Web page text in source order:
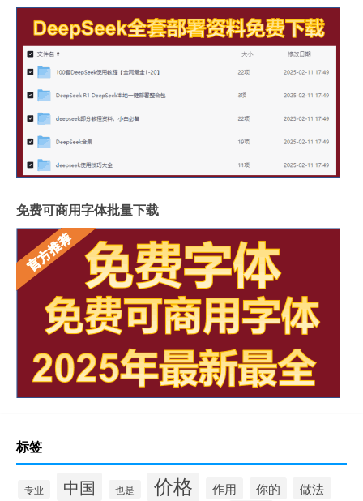
免费可商用字体批量下载
标签
专业 中国 也是 价格 作用 你的 做法